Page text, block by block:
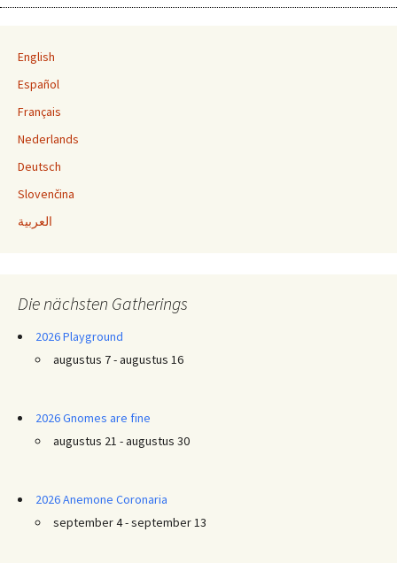
English
Español
Français
Nederlands
Deutsch
Slovenčina
العربية
Die nächsten Gatherings
2026 Playground
augustus 7 - augustus 16
2026 Gnomes are fine
augustus 21 - augustus 30
2026 Anemone Coronaria
september 4 - september 13